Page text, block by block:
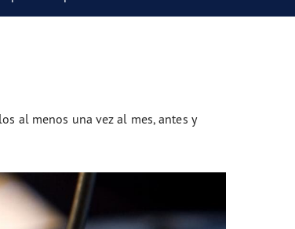
al menos una vez al mes, antes y